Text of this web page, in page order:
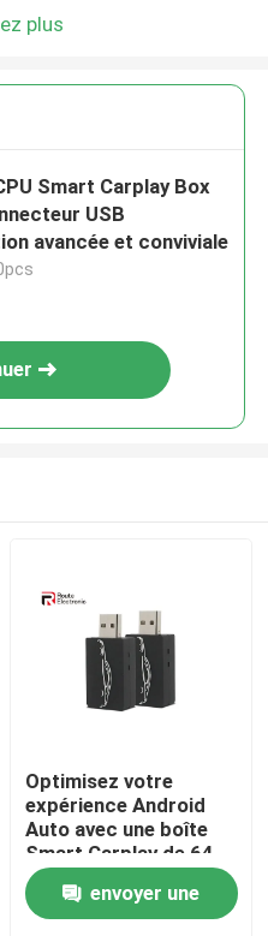
plus
Smart Carplay Box
USB
avancée et conviviale
Optimisez votre
expérience Android
Auto avec une boîte
Smart Carplay de 64
Mo DDR2 intégrée
envoyer une